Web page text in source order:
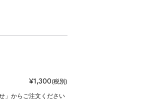
¥1,300(税別)
」からご注文ください